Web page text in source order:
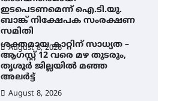
ഇടപെടണമെന്ന് ഐ.ടി.യു.
ബാങ്ക് നിക്ഷേപക സംരക്ഷണ
സമിതി
August 8, 2026
ശക്തമായ കാറ്റിന് സാധ്യത –
ആഗസ്റ്റ് 12 വരെ മഴ തുടരും,
തൃശൂർ ജില്ലയിൽ മഞ്ഞ
അലർട്ട്
August 8, 2026